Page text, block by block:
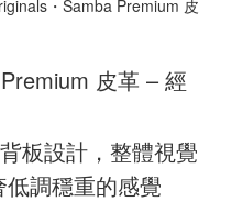
皮革 – 經
板設計，整體視覺
低調穩重的感覺